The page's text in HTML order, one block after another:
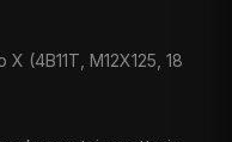
(4B11T, M12X125, 18